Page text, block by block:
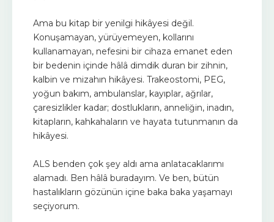
Ama bu kitap bir yenilgi hikâyesi değil.
Konuşamayan, yürüyemeyen, kollarını
kullanamayan, nefesini bir cihaza emanet eden
bir bedenin içinde hâlâ dimdik duran bir zihnin,
kalbin ve mizahın hikâyesi. Trakeostomi, PEG,
yoğun bakım, ambulanslar, kayıplar, ağrılar,
çaresizlikler kadar; dostlukların, anneliğin, inadın,
kitapların, kahkahaların ve hayata tutunmanın da
hikâyesi.
ALS benden çok şey aldı ama anlatacaklarımı
alamadı. Ben hâlâ buradayım. Ve ben, bütün
hastalıkların gözünün içine baka baka yaşamayı
seçiyorum.